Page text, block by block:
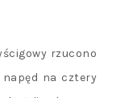
rzucono
napęd na cztery